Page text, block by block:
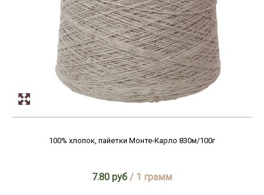
100% хлопок, пайетки Монте-Карло 830м/100г
7.80 руб / 1 грамм